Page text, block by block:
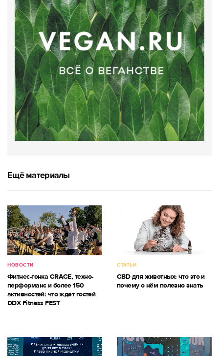
Ещё материалы
НОВОСТИ
Фитнес-гонка CRACE, техно-
перформанс и более 150
активностей: что ждет гостей
DDX Fitness FEST
СТАТЬИ
CBD для животных: что это и
почему о нём полезно знать